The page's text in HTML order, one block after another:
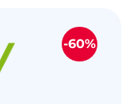
-60%